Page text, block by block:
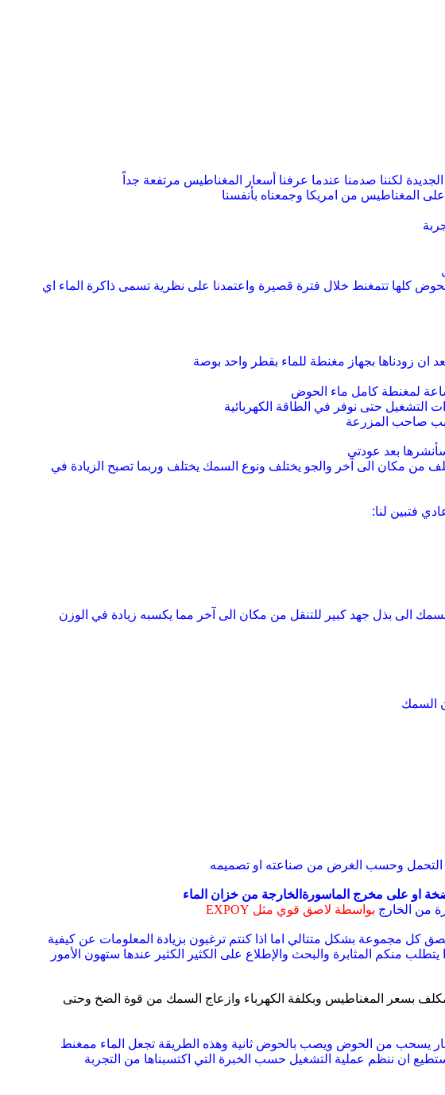
لكننا صدمنا عندما عرفنا أسعار المغناطيس مرتفعة جداً
على المغناطيس من امريكا وجمعناه بأنفسنا
الحوض كلها تتمغنط خلال فترة قصيرة واعتمدنا على نظرية تسمى ذاكرة الماء اي
ان زودناها بجهاز مغنطة للماء بقطر واحد بوصة
التشغيل حتى نوفر في الطاقة الكهربائية
صاحب المزرعة
بعد عودتي
من مكان الى آخر والجو يختلف ونوع السمك يختلف وربما تصبح الزيادة في
فتبين لنا:
الى بذل جهد كبير للتنقل من مكان الى آخر مما يكسبه زيادة في الوزن
السمك
وحسب الغرض من صناعته او تصميمه
او على مخرج الماسورة الخارجة من خزان الماء
من الخارج بواسطة لاصق قوي مثل EXPOY
كل مجموعة بشكل متتالي اما اذا كنتم ترغبون بزيادة المعلومات عن كيفية
منكم المثابرة والبحث والإطلاع على الكثير الكثير عندها ستهون الأمور
الكهرباء وازعاج السمك من قوة الضخ وحتى
يسحب من الحوض ويصب بالحوض ثانية وهذه الطريقة تجعل الماء ممغنط
ان ننظم عملية التشغيل حسب الخبرة التي اكتسبناها من التجربة